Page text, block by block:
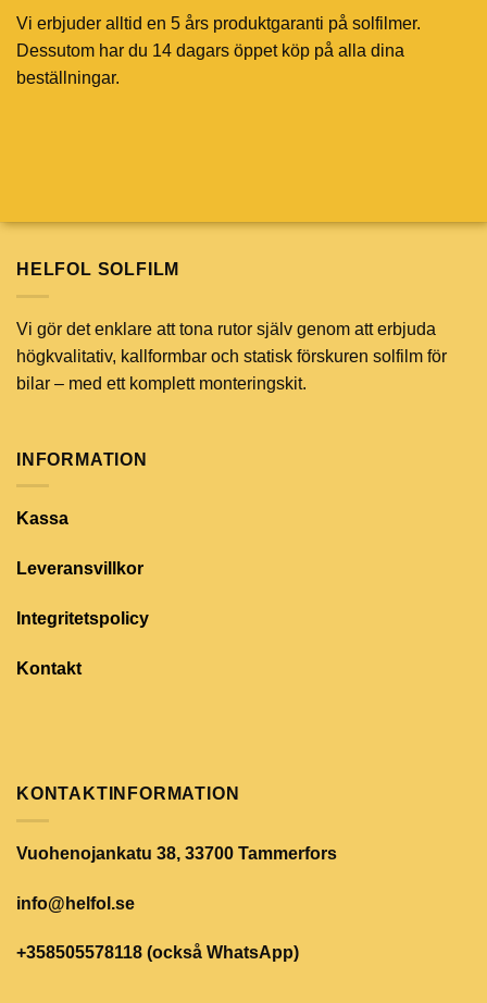
Vi erbjuder alltid en 5 års produktgaranti på solfilmer.
Dessutom har du 14 dagars öppet köp på alla dina
beställningar.
HELFOL SOLFILM
Vi gör det enklare att tona rutor själv genom att erbjuda
högkvalitativ, kallformbar och statisk förskuren solfilm för
bilar – med ett komplett monteringskit.
INFORMATION
Kassa
Leveransvillkor
Integritetspolicy
Kontakt
KONTAKTINFORMATION
Vuohenojankatu 38, 33700 Tammerfors
info@helfol.se
+358505578118 (också WhatsApp)